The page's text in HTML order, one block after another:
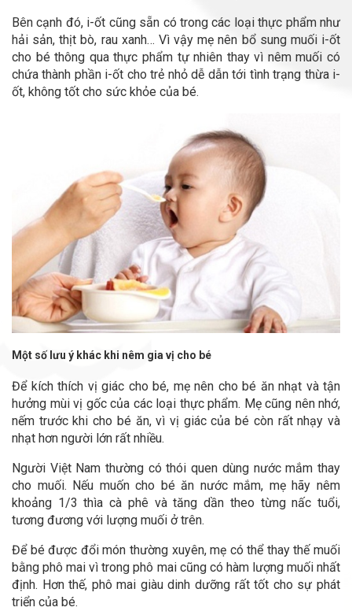
Bên cạnh đó, i-ốt cũng sẵn có trong các loại thực phẩm như
hải sản, thịt bò, rau xanh… Vì vậy mẹ nên bổ sung muối i-ốt
cho bé thông qua thực phẩm tự nhiên thay vì nêm muối có
chứa thành phần i-ốt cho trẻ nhỏ dễ dẫn tới tình trạng thừa i-
ốt, không tốt cho sức khỏe của bé.
Một số lưu ý khác khi nêm gia vị cho bé
Để kích thích vị giác cho bé, mẹ nên cho bé ăn nhạt và tận
hưởng mùi vị gốc của các loại thực phẩm. Mẹ cũng nên nhớ,
nếm trước khi cho bé ăn, vì vị giác của bé còn rất nhạy và
nhạt hơn người lớn rất nhiều.
Người Việt Nam thường có thói quen dùng nước mắm thay
cho muối. Nếu muốn cho bé ăn nước mắm, mẹ hãy nêm
khoảng 1/3 thìa cà phê và tăng dần theo từng nấc tuổi,
tương đương với lượng muối ở trên.
Để bé được đổi món thường xuyên, mẹ có thể thay thế muối
bằng phô mai vì trong phô mai cũng có hàm lượng muối nhất
định. Hơn thế, phô mai giàu dinh dưỡng rất tốt cho sự phát
triển của bé.